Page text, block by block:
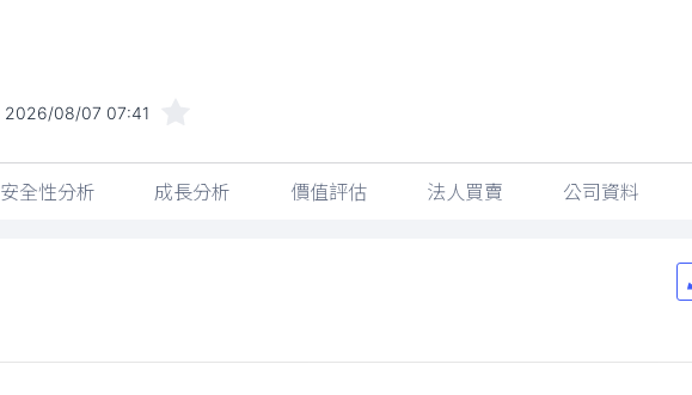
2026/08/07 07:41
安全性分析 成長分析 價值評估 法人買賣 公司資料